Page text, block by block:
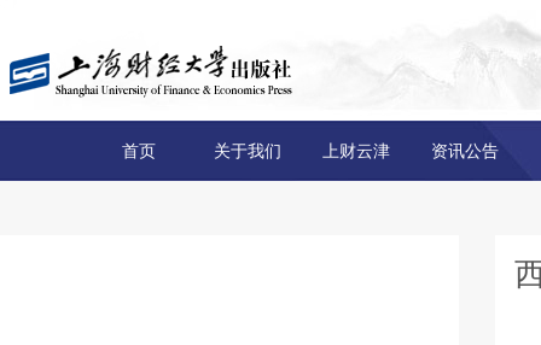
首页 关于我们 上财云津 资讯公告